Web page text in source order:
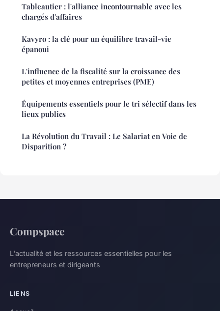
Tableautier : l'alliance incontournable avec les
chargés d'affaires
Kavyro : la clé pour un équilibre travail-vie
épanoui
L'influence de la fiscalité sur la croissance des
petites et moyennes entreprises (PME)
Équipements essentiels pour le tri sélectif dans les
lieux publics
La Révolution du Travail : Le Salariat en Voie de
Disparition ?
Compspace
L'actualité et les ressources essentielles pour les
entrepreneurs et dirigeants
LIENS